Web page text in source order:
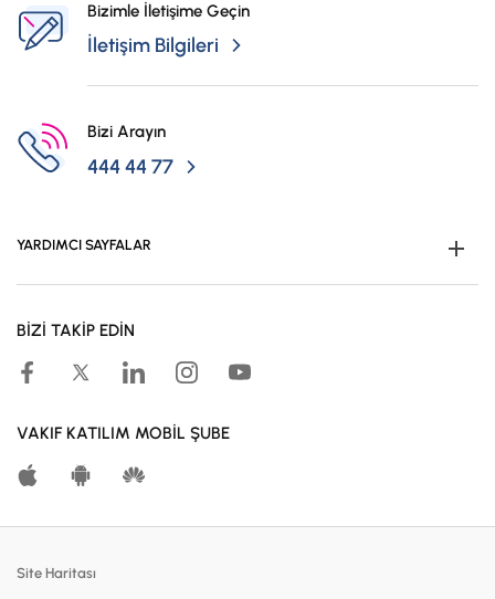
Bizimle İletişime Geçin
İletişim Bilgileri
Bizi Arayın
444 44 77
YARDIMCI SAYFALAR
Kampanyalar
Hesaplama Araçları
Katılma Hesapları
BİZİ TAKİP EDİN
VAKIF KATILIM MOBİL ŞUBE
Site Haritası